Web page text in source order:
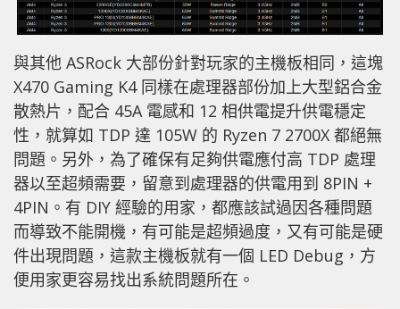
與其他 ASRock 大部份針對玩家的主機板相同，這塊
X470 Gaming K4 同樣在處理器部份加上大型鋁合金
散熱片，配合 45A 電感和 12 相供電提升供電穩定
性，就算如 TDP 達 105W 的 Ryzen 7 2700X 都絕無
問題。另外，為了確保有足夠供電應付高 TDP 處理
器以至超頻需要，留意到處理器的供電用到 8PIN +
4PIN。有 DIY 經驗的用家，都應該試過因各種問題
而導致不能開機，有可能是超頻過度，又有可能是硬
件出現問題，這款主機板就有一個 LED Debug，方
便用家更容易找出系統問題所在。